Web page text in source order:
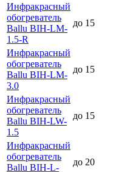
Инфракрасный
обогреватель
Ballu BIH-LM-
1.5-R
до 15
Инфракрасный
обогреватель
Ballu BIH-LM-
3.0
до 15
Инфракрасный
обогреватель
Ballu BIH-LW-
1.5
до 15
Инфракрасный
обогреватель
Ballu BIH-L-
до 20